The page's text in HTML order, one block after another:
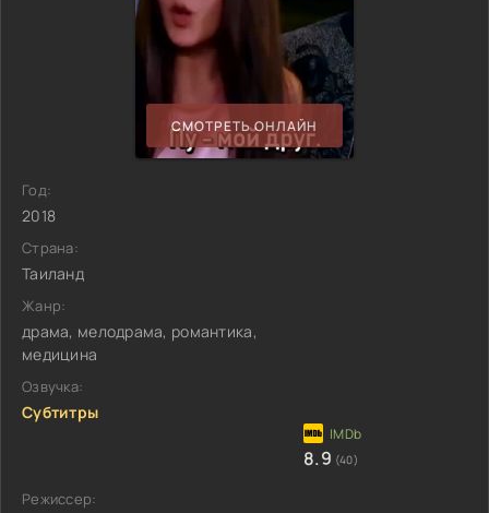
СМОТРЕТЬ ОНЛАЙН
Год:
2018
Страна:
Таиланд
Жанр:
драма, мелодрама, романтика,
медицина
Озвучка:
Субтитры
8.9 (40)
Режиссер: